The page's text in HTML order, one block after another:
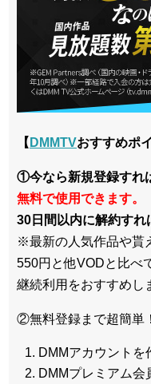
【 DMMTVおすすめポ
①今なら新規登録すれ
無料で使用できます。
30日間以内に解約すれ
※最新の人気作品や貰
550円と他VODと比べ
継続利用をおすすめし
②無料登録まで超簡単！
DMMアカウントを
DMMプレミアム会